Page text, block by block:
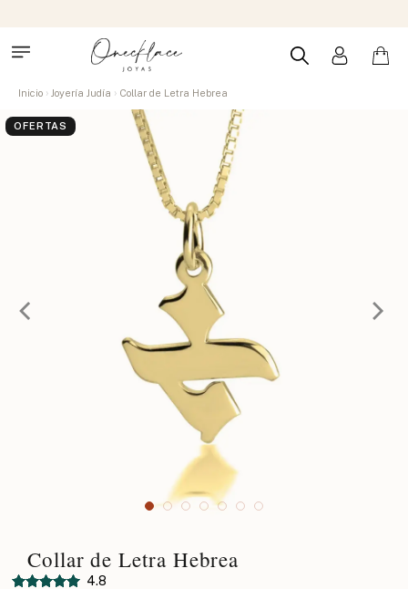
Inicio Joyería Judía Collar de Letra Hebrea
OFERTAS
Collar de Letra Hebrea
4.8